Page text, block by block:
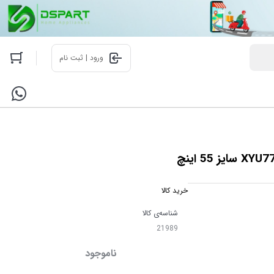
ورود | ثبت نام
خرید کالا
شناسه‌ی کالا
21989
ناموجود